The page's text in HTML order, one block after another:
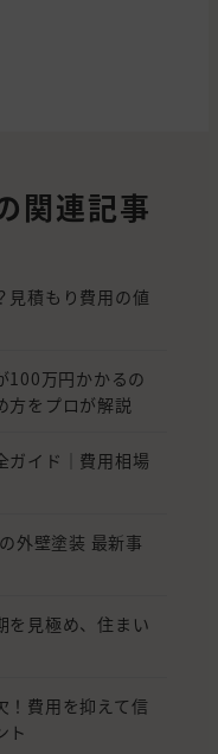
関連記事
見積もり費用の値
100万円かかるの
方をプロが解説
ガイド｜費用相場
外壁塗装 最新事
を見極め、住まい
！費用を抑えて信
ト